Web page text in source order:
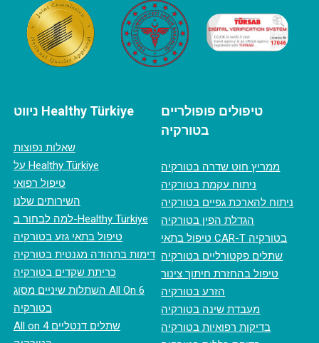
ניווט Healthy Türkiye
שאלות נפוצות
על Healthy Türkiye
טיפול רפואי
השירותים שלנו
למה לבחור ב-Healthy Türkiye
טיפול בתאי גזע בטורקיה
דימות בתהודה מגנטית בטורקיה
כריתת שקדים בטורקיה
השתלות שיניים מסוג All On 6
בטורקיה
All on 4 שתלים דנטליים
טיפולים פופולריים
בטורקיה
ממריץ חוט שדרה בטורקיה
ניתוח עקמת בטורקיה
ניתוח להארכת גפיים בטורקיה
הגדלת הפין בטורקיה
טיפול בתאי CAR-T בטורקיה
שתלים פקטורליים בטורקיה
טיפול בהחזרת חיתוך צינור
הזרע בטורקיה
מעבדת שינה בטורקיה
בדיקות רפואיות בטורקיה